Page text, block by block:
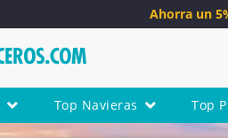
Ahorra un
Top Navieras Top